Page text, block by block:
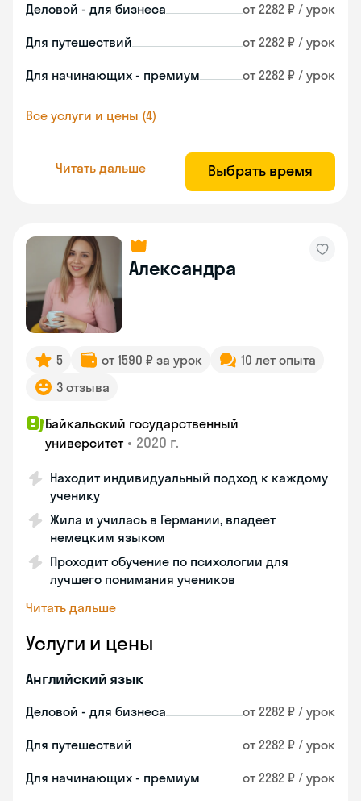
Деловой - для бизнеса от 2282 ₽ / урок
Для путешествий от 2282 ₽ / урок
Для начинающих - премиум от 2282 ₽ / урок
Все услуги и цены (4)
Читать дальше Выбрать время
Александра
5 от 1590 ₽ за урок
10 лет опыта
3 отзыва
Байкальский государственный
университет • 2020 г.
Находит индивидуальный подход к каждому
ученику
Жила и училась в Германии, владеет
немецким языком
Проходит обучение по психологии для
лучшего понимания учеников
Читать дальше
Услуги и цены
Английский язык
Деловой - для бизнеса от 2282 ₽ / урок
Для путешествий от 2282 ₽ / урок
Для начинающих - премиум от 2282 ₽ / урок